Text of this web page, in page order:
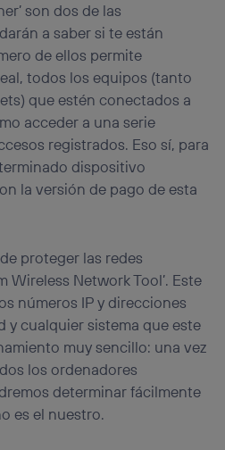
son dos de las
a saber si te están
de ellos permite
todos los equipos (tanto
que estén conectados a
acceder a una serie
registrados. Eso sí, para
dispositivo
la versión de pago de esta
proteger las redes
Wireless Network Tool’. Este
números IP y direcciones
y cualquier sistema que este
muy sencillo: una vez
los ordenadores
determinar fácilmente
es el nuestro.